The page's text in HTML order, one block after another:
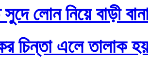
লোন নিয়ে বাড়ী
চিন্তা এলে তালাক